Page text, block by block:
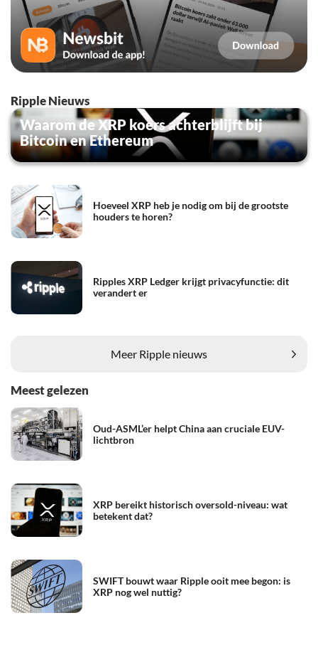
Ripple Nieuws
Waarom de XRP koers achterblijft bij
Bitcoin en Ethereum
Hoeveel XRP heb je nodig om bij de grootste
houders te horen?
Ripples XRP Ledger krijgt privacyfunctie: dit
verandert er
Meer Ripple nieuws
Meest gelezen
Oud-ASML’er helpt China aan cruciale EUV-
lichtbron
XRP bereikt historisch oversold-niveau: wat
betekent dat?
SWIFT bouwt waar Ripple ooit mee begon: is
XRP nog wel nuttig?